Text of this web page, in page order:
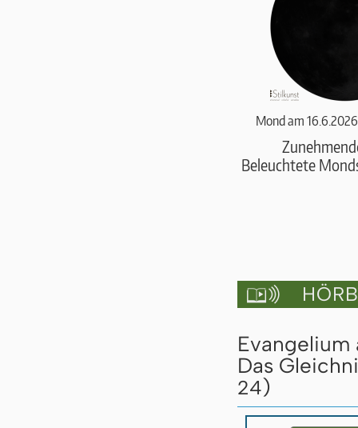
Mond am
Beleuchtete

Evangelium
Das
24)